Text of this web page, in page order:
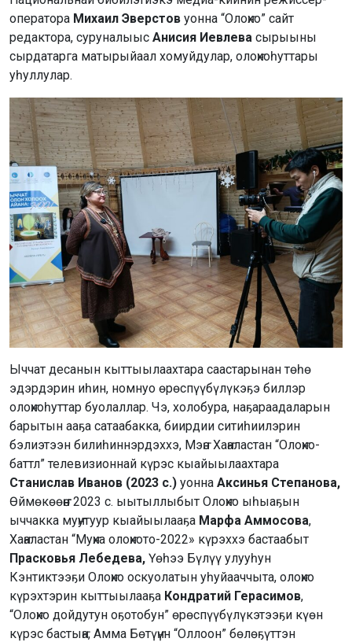
оператора Михаил Эверстов уонна “Олоҥхо” сайт
редактора, суруналыыс Анисия Иевлева сырыыны
сырдатарга матырыйаал хомуйдулар, олоҥхоһуттары
уһуллулар.
Ыччат десанын кыттыылаахтара саастарынан төһө
эдэрдэрин иһин, номнуо өрөспүүбүлүкэҕэ биллэр
олоҥхоһуттар буолаллар. Чэ, холобура, наҕараадаларын
барытын ааҕа сатаабакка, биирдии ситиһиилэрин
бэлиэтээн билиһиннэрдэххэ, Мэҥэ Хаҥаластан “Олоҥхо-
баттл” телевизионнай күрэс кыайыылаахтара
Станислав Иванов (2023 с.) уонна Аксинья Степанова,
Өймөкөөҥҥө 2023 с. ыытыллыбыт Олоҥхо ыһыаҕын
ыччакка муҥутуур кыайыылааҕа Марфа Аммосова,
Хаҥаластан “Муҥха олоҥхото-2022» күрэххэ бастаабыт
Прасковья Лебедева, Үөһээ Бүлүү улууһун
Кэнтиктээҕи Олоҥхо оскуолатын уһуйааччыта, олоҥхо
күрэхтэрин кыттыылааҕа Кондратий Герасимов,
“Олоҥхо дойдутун оҕотобун” өрөспүүбүлүкэтээҕи күөн
күрэс бастыҥа, Амма Бөтүҥүн “Оллоон” бөлөҕүттэн